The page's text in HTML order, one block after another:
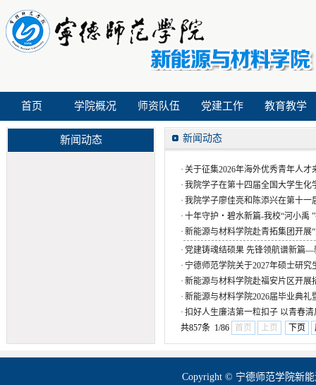
首页 学院概况 师资队伍 党建工作 教育教学
新闻动态 新闻动态
· 关于征集2026年海外优秀青年人才
· 我院学子在第十四届全国大学生化
· 我院学子廖佳亮和陈添兴在第十一
· 十年守护・碧水新篇-我校“河小禹
· 新能源与材料学院赴青拓集团开展
· 党建铸魂结硕果 先锋领航谱新篇
· 宁德师范学院关于2027年硕士研
· 新能源与材料学院赴福安片区开展
· 新能源与材料学院2026届毕业典
· 扣好人生廉洁第一粒扣子 以青春
共857条 1/86
首页 上页 下页
Copyright © 宁德师范学院新